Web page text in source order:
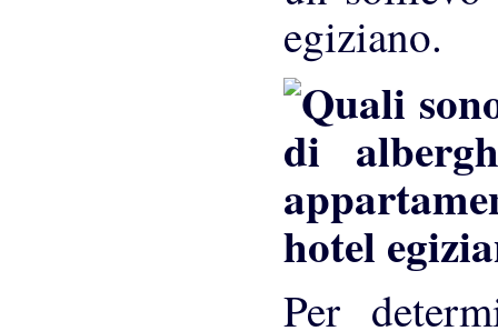
egiziano.
hotel
Per